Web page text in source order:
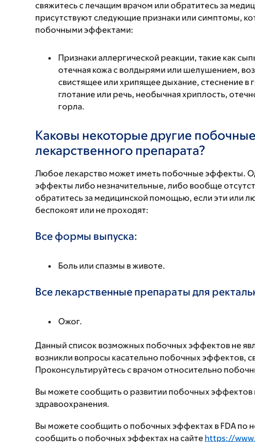
свяжитесь с лечащим врачом или обратитесь за
присутствуют следующие признаки или симптомы,
побочными эффектами:
Признаки аллергической реакции, такие как
отечная кожа с волдырями или шелушением,
свистящее или хрипящее дыхание, стеснение в
глотание или речь, необычная хриплость,
горла.
Каковы некоторые другие
лекарственного препарата?
Любое лекарство может иметь побочные эффекты.
эффекты либо незначительные, либо вообще
обратитесь за медицинской помощью, если эти или
беспокоят или не проходят:
Все формы выпуска:
Боль или спазмы в животе.
Все лекарственные препараты для
Ожог.
Данный список возможных побочных эффектов не
возникли вопросы касательно побочных эффектов,
Проконсультируйтесь с врачом относительно
Вы можете сообщить о развитии побочных эффектов
здравоохранения.
Вы можете сообщить о побочных эффектах в FDA по
сообщить о побочных эффектах на сайте https://